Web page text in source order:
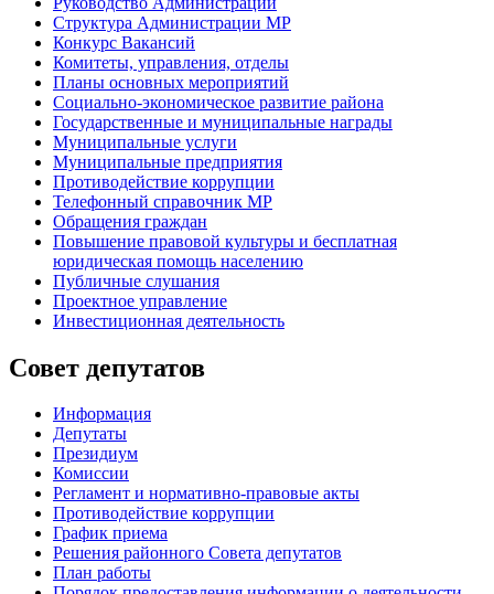
Структура Администрации МР
Конкурс Вакансий
Комитеты, управления, отделы
Планы основных мероприятий
Социально-экономическое развитие района
Государственные и муниципальные награды
Муниципальные услуги
Муниципальные предприятия
Противодействие коррупции
Телефонный справочник МР
Обращения граждан
Повышение правовой культуры и бесплатная
юридическая помощь населению
Публичные слушания
Проектное управление
Инвестиционная деятельность
Совет депутатов
Информация
Депутаты
Президиум
Комиссии
Регламент и нормативно-правовые акты
Противодействие коррупции
График приема
Решения районного Совета депутатов
План работы